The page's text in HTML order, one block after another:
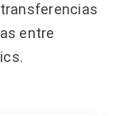
entre